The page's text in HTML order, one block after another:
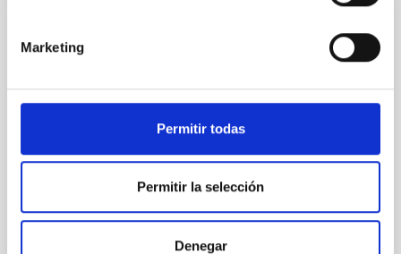
Marketing
Permitir todas
Permitir la selección
Denegar
Joining forces: 30 years of optical
We present extended optical monitoring of the
quadruply-imaged gravitationally lensed quasar QSO
observations from different observatories in both
hemispheres and using a new photometric
from the lens system to accurately determine the